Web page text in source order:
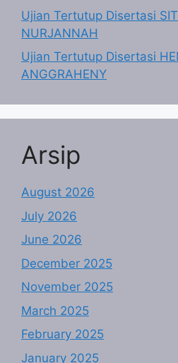
Ujian Tertutup Disertasi
NURJANNAH
Ujian Tertutup Disertasi
ANGGRAHENY
Arsip
August 2026
July 2026
June 2026
December 2025
November 2025
March 2025
February 2025
January 2025